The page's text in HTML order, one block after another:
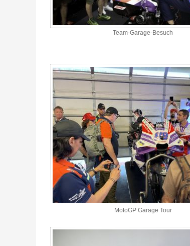
Team-Garage-Besuch
MotoGP Garage Tour